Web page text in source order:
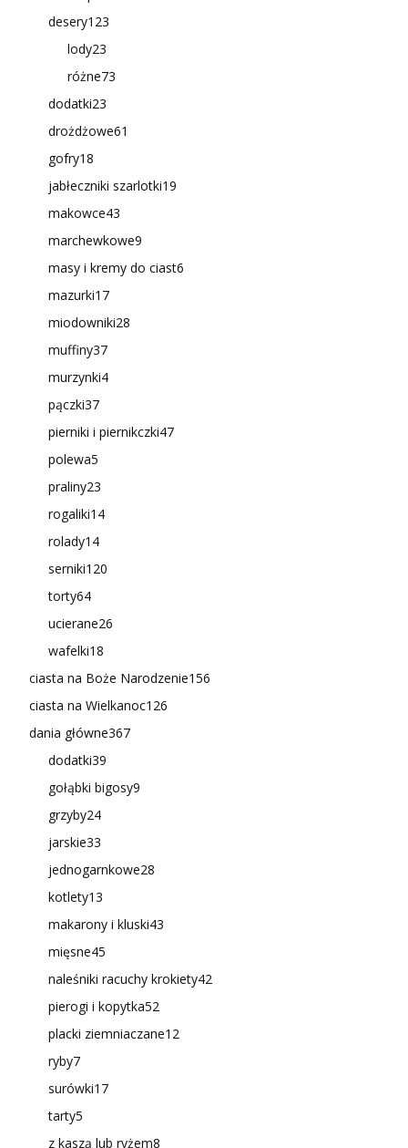
desery123
lody23
różne73
dodatki23
drożdżowe61
gofry18
jabłeczniki szarlotki19
makowce43
marchewkowe9
masy i kremy do ciast6
mazurki17
miodowniki28
muffiny37
murzynki4
pączki37
pierniki i piernikczki47
polewa5
praliny23
rogaliki14
rolady14
serniki120
torty64
ucierane26
wafelki18
ciasta na Boże Narodzenie156
ciasta na Wielkanoc126
dania główne367
dodatki39
gołąbki bigosy9
grzyby24
jarskie33
jednogarnkowe28
kotlety13
makarony i kluski43
mięsne45
naleśniki racuchy krokiety42
pierogi i kopytka52
placki ziemniaczane12
ryby7
surówki17
tarty5
z kaszą lub ryżem8